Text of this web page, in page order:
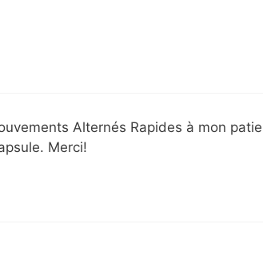
Alternés Rapides à mon
Merci!